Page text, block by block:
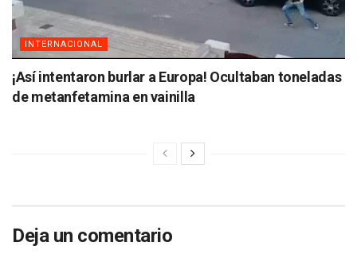
INTERNACIONAL
¡Así intentaron burlar a Europa! Ocultaban toneladas
de metanfetamina en vainilla
Deja un comentario